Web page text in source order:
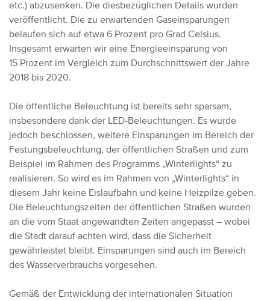
etc.) abzusenken. Die diesbezüglichen Details wurden
veröffentlicht. Die zu erwartenden Gaseinsparungen
belaufen sich auf etwa 6 Prozent pro Grad Celsius.
Insgesamt erwarten wir eine Energieeinsparung von
15 Prozent im Vergleich zum Durchschnittswert der Jahre
2018 bis 2020.
Die öffentliche Beleuchtung ist bereits sehr sparsam,
insbesondere dank der LED-Beleuchtungen. Es wurde
jedoch beschlossen, weitere Einsparungen im Bereich der
Festungsbeleuchtung, der öffentlichen Straßen und zum
Beispiel im Rahmen des Programms „Winterlights“ zu
realisieren. So wird es im Rahmen von „Winterlights“ in
diesem Jahr keine Eislaufbahn und keine Heizpilze geben.
Die Beleuchtungszeiten der öffentlichen Straßen wurden
an die vom Staat angewandten Zeiten angepasst – wobei
die Stadt darauf achten wird, dass die Sicherheit
gewährleistet bleibt. Einsparungen sind auch im Bereich
des Wasserverbrauchs vorgesehen.
Gemäß der Entwicklung der internationalen Situation